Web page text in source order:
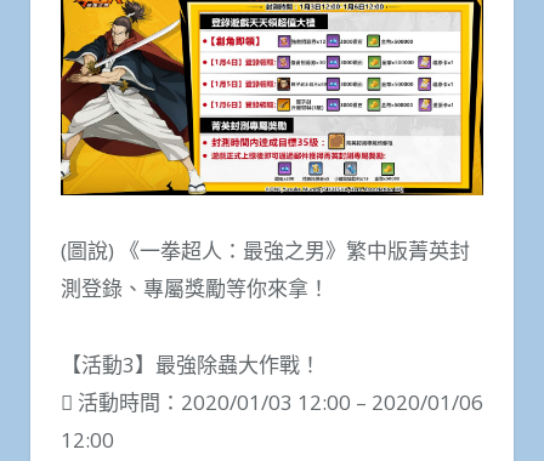
(圖說) 《一拳超人：最強之男》繁中版菁英封
測登錄、專屬獎勵等你來拿！
【活動3】最強除蟲大作戰！
 活動時間：2020/01/03 12:00 – 2020/01/06
12:00